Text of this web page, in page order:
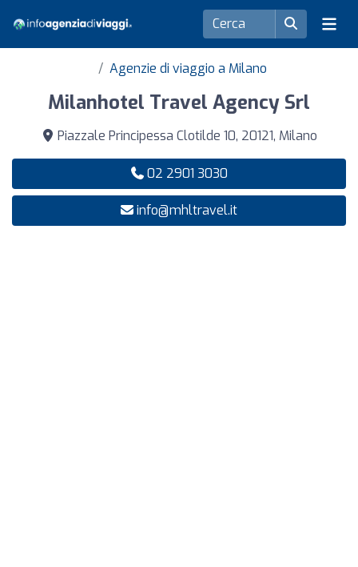
Agenzie di viaggio a Milano
Milanhotel Travel Agency Srl
Piazzale Principessa Clotilde 10, 20121, Milano
02 2901 3030
info@mhltravel.it